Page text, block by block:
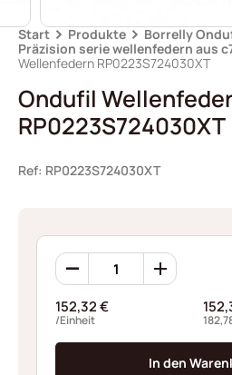
Start Produkte
Borrelly
Präzision serie wellenfedern aus
Wellenfedern RP0223S724030XT
Ondufil
RP0223S724030XT
Ref: RP0223S724030XT
Ondufil
Wellenfedern
Menge
152,32€
/Einheit
In den